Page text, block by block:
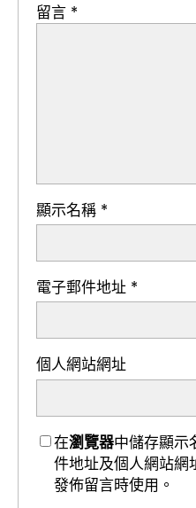
留言 *
顯示名稱 *
電子郵件地址 *
個人網站網址
在瀏覽器中儲存顯示
件地址及個人網站網
發佈留言時使用。